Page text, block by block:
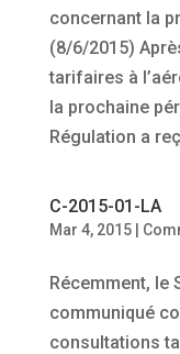
concernant la
(8/6/2015)
tarifaires à
la prochaine
Régulation a
C-2015-01-LA
Mar 4, 2015|
Récemment, le
communiqué
consultations